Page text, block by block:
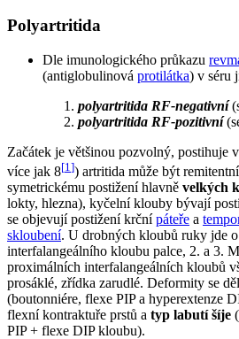
Polyartritida
Dle imunologického průkazu
(antiglobulinová protilátka) v séru
polyartritida RF-negativní
polyartritida RF-pozitivní
Začátek je většinou pozvolný, postihuje
více jak 8[1 ]) artritida může být
symetrickému postižení hlavně velkých
lokty, hlezna), kyčelní klouby bývají
se objevují postižení krčnípáteře a
skloubení. U drobných kloubů ruky jde
interfalangeálního kloubu palce, 2. a 3.
proximálních interfalangeálních kloubů
prosáklé, zřídka zarudlé. Deformity se
(boutonniére, flexe PIP a hyperextenze
flexní kontraktuře prstů a typ labutí šíje
PIP + flexe DIP kloubu).